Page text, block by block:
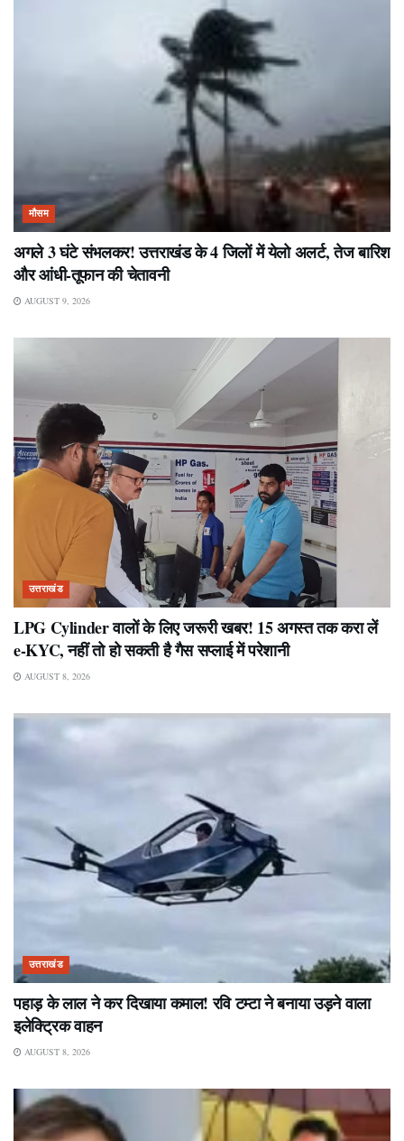
मौसम
अगले 3 घंटे संभलकर! उत्तराखंड के 4 जिलों में येलो अलर्ट, तेज बारिश
और आंधी-तूफान की चेतावनी
AUGUST 9, 2026
उत्तराखंड
LPG Cylinder वालों के लिए जरूरी खबर! 15 अगस्त तक करा लें
e-KYC, नहीं तो हो सकती है गैस सप्लाई में परेशानी
AUGUST 8, 2026
उत्तराखंड
पहाड़ के लाल ने कर दिखाया कमाल! रवि टम्टा ने बनाया उड़ने वाला
इलेक्ट्रिक वाहन
AUGUST 8, 2026